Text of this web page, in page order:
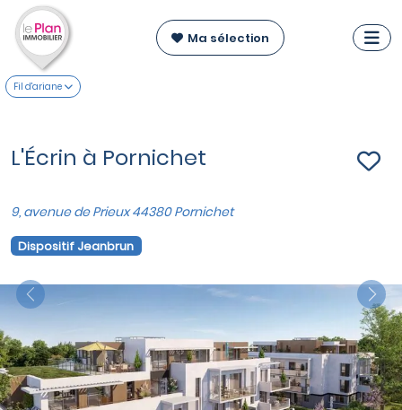
Ma sélection
Fil d'ariane
L'Écrin à Pornichet
9, avenue de Prieux 44380 Pornichet
Dispositif Jeanbrun
Previous
Next
VOIR SUR LA CARTE
Appartements T3
à partir de529 000 €